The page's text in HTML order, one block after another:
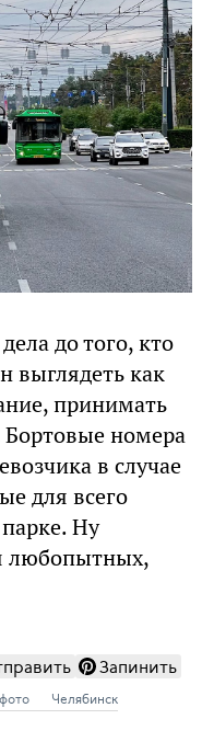
до того, кто
выглядеть как
принимать
номера
в случае
для всего
Ну
любопытных,
Запинить
фото Челябинск